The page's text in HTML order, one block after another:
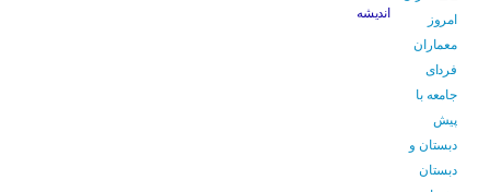
اندیشه